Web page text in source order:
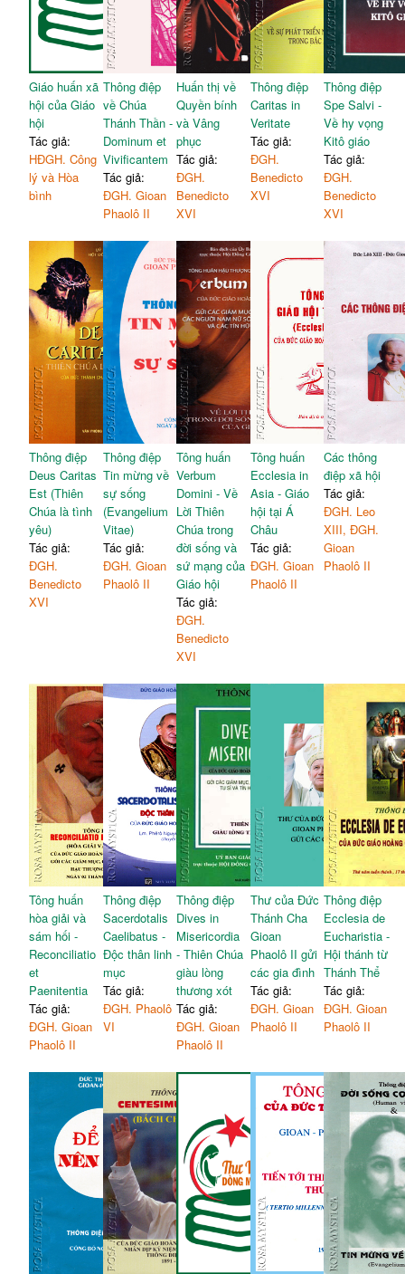
Giáo huấn xã
hội của Giáo
hội
Tác giả:
HĐGH. Công
lý và Hòa
bình
Thông điệp
về Chúa
Thánh Thần -
Dominum et
Vivificantem
Tác giả:
ĐGH. Gioan
Phaolô II
Huấn thị về
Quyền bính
và Vâng
phục
Tác giả:
ĐGH.
Benedicto
XVI
Thông điệp
Caritas in
Veritate
Tác giả:
ĐGH.
Benedicto
XVI
Thông điệp
Spe Salvi -
Về hy vọng
Kitô giáo
Tác giả:
ĐGH.
Benedicto
XVI
Thông điệp
Deus Caritas
Est (Thiên
Chúa là tình
yêu)
Tác giả:
ĐGH.
Benedicto
XVI
Thông điệp
Tin mừng về
sự sống
(Evangelium
Vitae)
Tác giả:
ĐGH. Gioan
Phaolô II
Tông huấn
Verbum
Domini - Về
Lời Thiên
Chúa trong
đời sống và
sứ mạng của
Giáo hội
Tác giả:
ĐGH.
Benedicto
XVI
Tông huấn
Ecclesia in
Asia - Giáo
hội tại Á
Châu
Tác giả:
ĐGH. Gioan
Phaolô II
Các thông
điệp xã hội
Tác giả:
ĐGH. Leo
XIII, ĐGH.
Gioan
Phaolô II
Tông huấn
hòa giải và
sám hối -
Reconciliatio
et
Paenitentia
Tác giả:
ĐGH. Gioan
Phaolô II
Thông điệp
Sacerdotalis
Caelibatus -
Độc thân linh
mục
Tác giả:
ĐGH. Phaolô
VI
Thông điệp
Dives in
Misericordia
- Thiên Chúa
giàu lòng
thương xót
Tác giả:
ĐGH. Gioan
Phaolô II
Thư của Đức
Thánh Cha
Gioan
Phaolô II gửi
các gia đình
Tác giả:
ĐGH. Gioan
Phaolô II
Thông điệp
Ecclesia de
Eucharistia -
Hội thánh từ
Thánh Thể
Tác giả:
ĐGH. Gioan
Phaolô II